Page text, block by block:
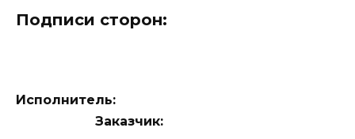
Подписи сторон:
Исполнитель:
Заказчик: